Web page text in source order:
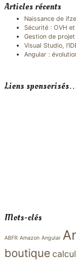
Articles récents
Naissance de
Sécurité : OVH
Gestion de
Visual Studio,
Angular :
Liens
Mots-clés
ABFR Amazon Angular
boutique